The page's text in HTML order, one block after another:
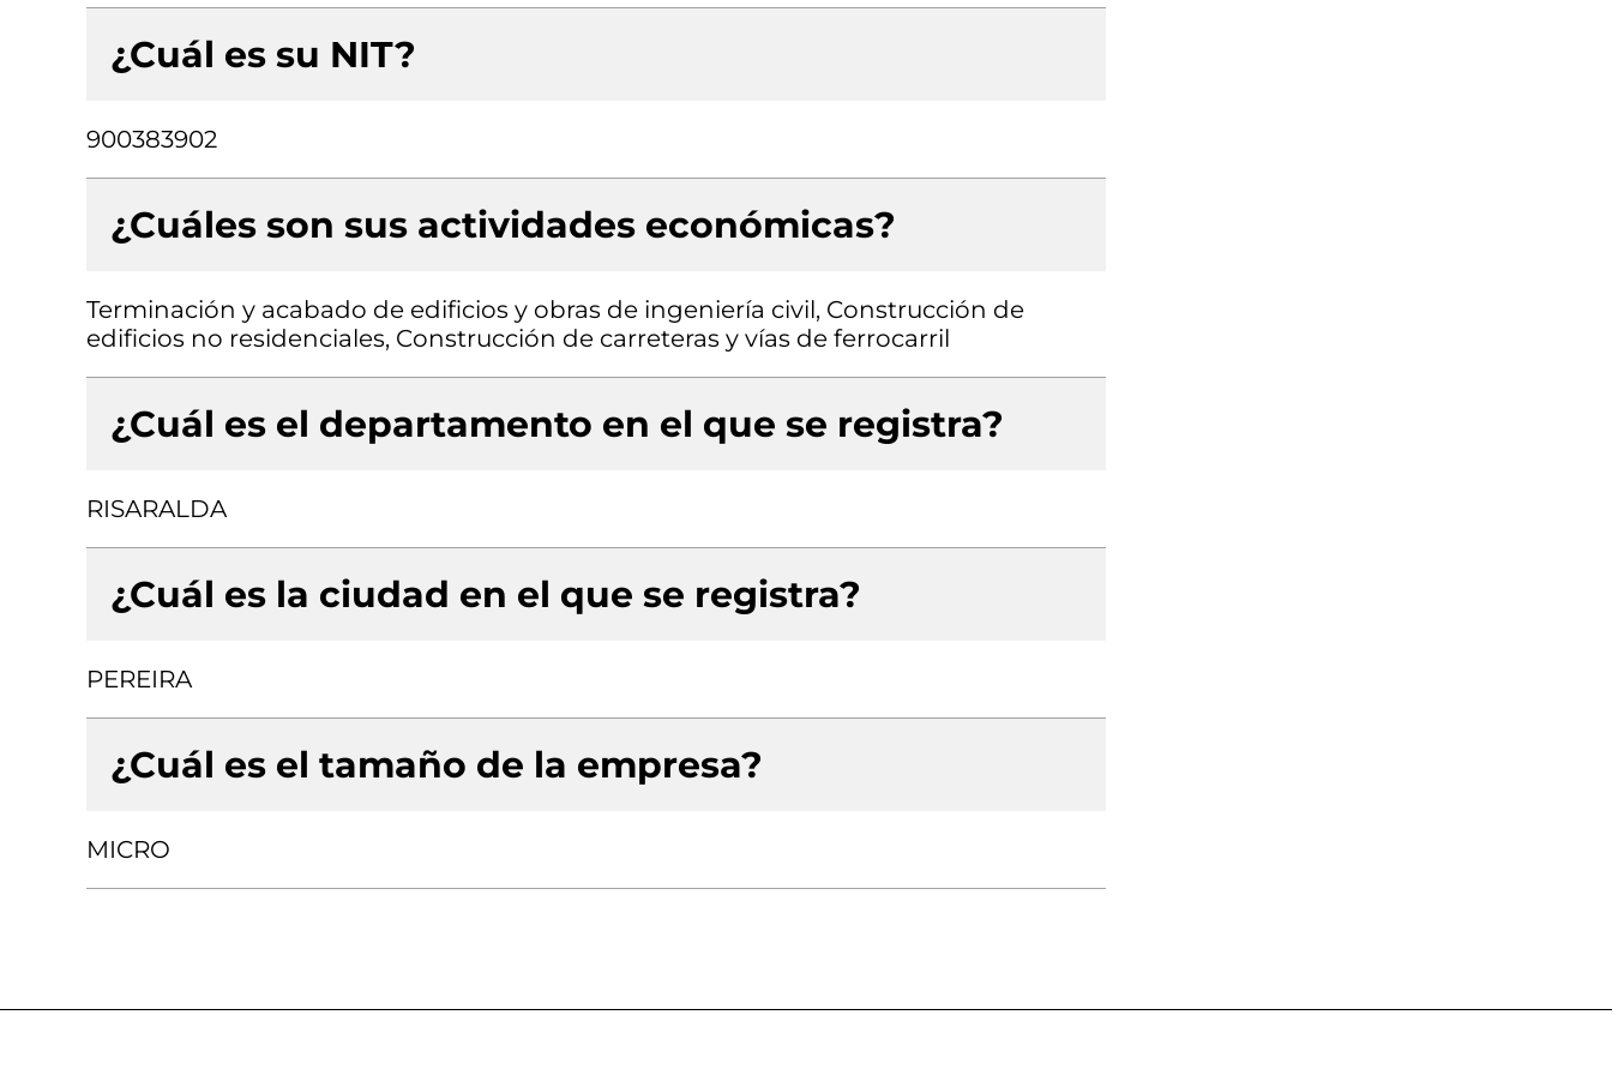
¿Cuál es su NIT?
900383902
¿Cuáles son sus actividades económicas?
Terminación y acabado de edificios y obras de ingeniería civil, Construcción de
edificios no residenciales, Construcción de carreteras y vías de ferrocarril
¿Cuál es el departamento en el que se registra?
RISARALDA
¿Cuál es la ciudad en el que se registra?
PEREIRA
¿Cuál es el tamaño de la empresa?
MICRO